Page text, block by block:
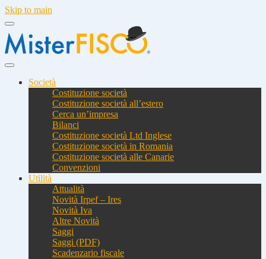
Skip to main
Società
Costituzione società
Costituzione società all’estero
Cerca un’impresa
Bilanci
Costituzione società Ltd Inglese
Costituzione società in Romania
Costituzione società alle Canarie
Convenzioni
Utilità
Attualità
Novità Irpef – Ires
Novità Iva
Altre Novità
Saggi
Saggi (PDF)
Scadenzario fiscale